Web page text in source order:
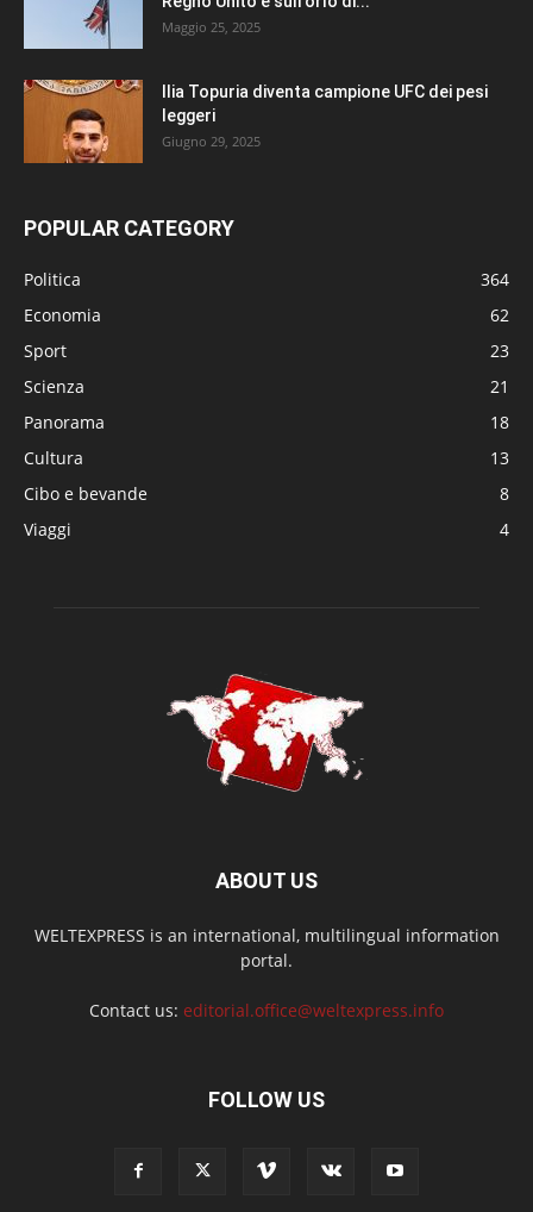
Maggio 25, 2025
Ilia Topuria diventa campione UFC dei pesi
leggeri
Giugno 29, 2025
POPULAR CATEGORY
Politica
364
Economia
62
Sport
23
Scienza
21
Panorama
18
Cultura
13
Cibo e bevande
8
Viaggi
4
ABOUT US
WELTEXPRESS is an international, multilingual information
portal.
Contact us: editorial.office@weltexpress.info
FOLLOW US